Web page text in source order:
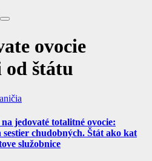
ovocie
štátu
jedovaté totalitné ovocie:
chudobných. Štát ako kat
služobnice